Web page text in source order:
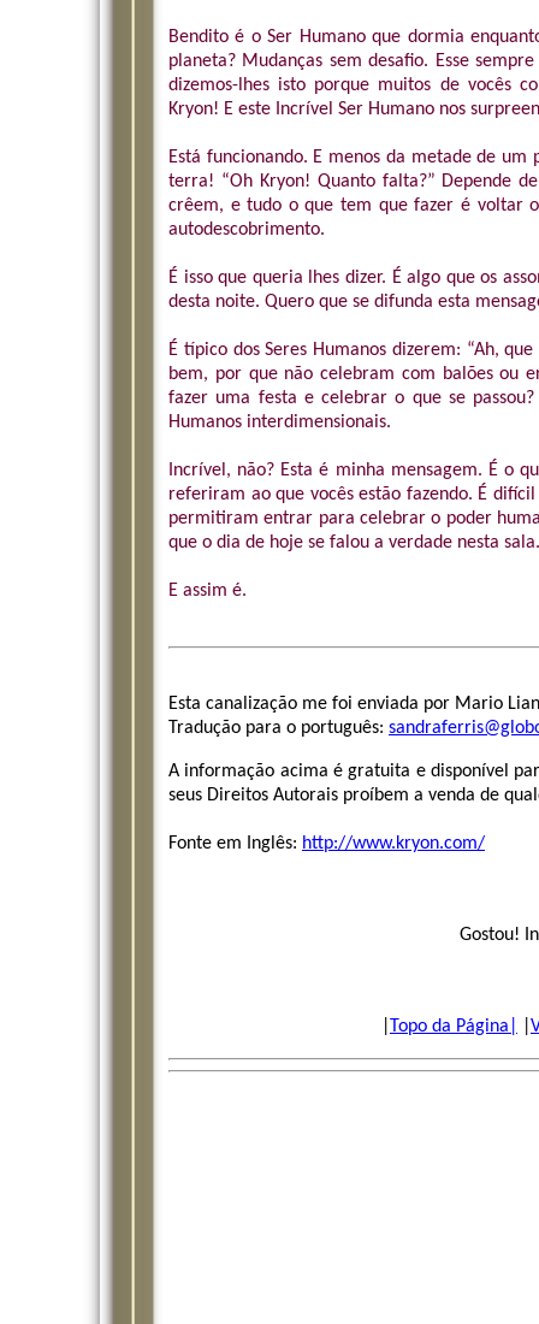
Bendito é o Ser Humano que dormia
planeta? Mudanças sem desafio. Esse
dizemos-lhes isto porque muitos de vocês
Kryon! E este Incrível Ser Humano nos
Está funcionando. E menos da metade de
terra! “Oh Kryon! Quanto falta?” Depende
crêem, e tudo o que tem que fazer é voltar
autodescobrimento.
É isso que queria lhes dizer. É algo que os
desta noite. Quero que se difunda esta
É típico dos Seres Humanos dizerem: “Ah,
bem, por que não celebram com balões ou
fazer uma festa e celebrar o que se
Humanos interdimensionais.
Incrível, não? Esta é minha mensagem. É o
referiram ao que vocês estão fazendo. É
permitiram entrar para celebrar o poder
que o dia de hoje se falou a verdade nesta
E assim é.
Esta canalização me foi enviada por Mario
Tradução para o português:
A informação acima é gratuita e disponível
seus Direitos Autorais proíbem a venda de
Fonte em Inglês: http://www.kryon.com/
Gostou!
Topo da Página|